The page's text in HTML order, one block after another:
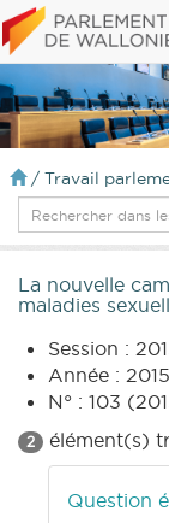
/ Travail
La nouvelle
maladies
Session :
Année : 2015
N° : 103
2 élément(s)
Question